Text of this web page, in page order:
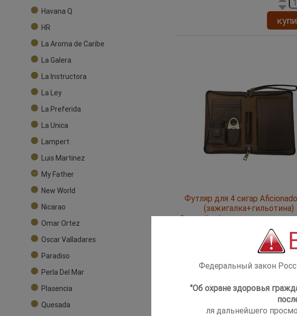
Havana Q
HR
La Aroma de Caribe
La Galera
La Instructora
La Ley
La Preferida
La Unica
Lampert
Luis Martinez
My Father
New World
Nicarao
Omar Ortez
Oscar Valladares
Paradiso
Perla Del Mar
Plasencia
Quesada
Футляр для 4 сигар
(зажигалка+гильотина)
СтранаКитай
Кол-во форсунок пламени
Федеральный закон
"Об охране здоровья
ля дальнейшего